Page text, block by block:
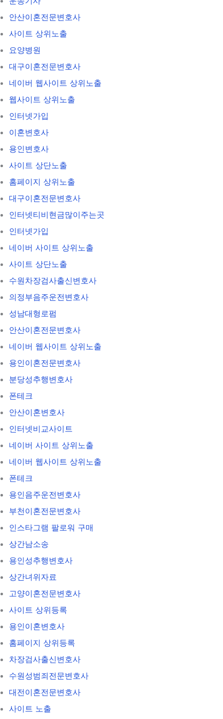
안산이혼전문변호사
사이트 상위노출
요양병원
대구이혼전문변호사
네이버 웹사이트 상위노출
웹사이트 상위노출
인터넷가입
이혼변호사
용인변호사
사이트 상단노출
홈페이지 상위노출
대구이혼전문변호사
인터넷티비현금많이주는곳
인터넷가입
네이버 사이트 상위노출
사이트 상단노출
수원차장검사출신변호사
의정부음주운전변호사
성남대형로펌
안산이혼전문변호사
네이버 웹사이트 상위노출
용인이혼전문변호사
분당성추행변호사
폰테크
안산이혼변호사
인터넷비교사이트
네이버 사이트 상위노출
네이버 웹사이트 상위노출
폰테크
용인음주운전변호사
부천이혼전문변호사
인스타그램 팔로워 구매
상간남소송
용인성추행변호사
상간녀위자료
고양이혼전문변호사
사이트 상위등록
용인이혼변호사
홈페이지 상위등록
차장검사출신변호사
수원성범죄전문변호사
대전이혼전문변호사
사이트 노출